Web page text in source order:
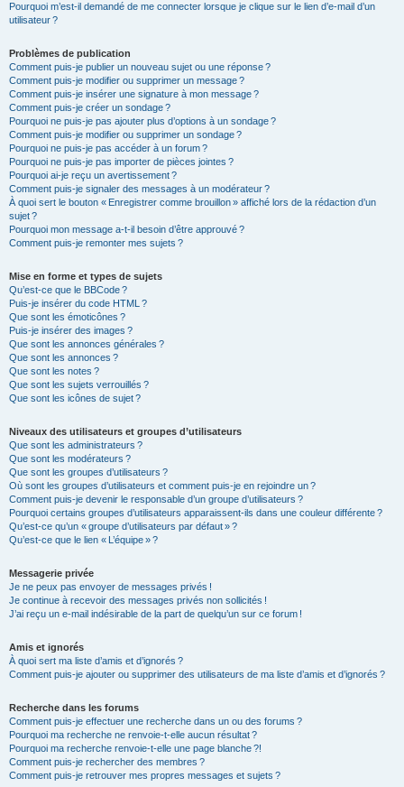
Pourquoi m’est-il demandé de me connecter lorsque je clique sur le lien d’e-mail d’un
utilisateur ?
Problèmes de publication
Comment puis-je publier un nouveau sujet ou une réponse ?
Comment puis-je modifier ou supprimer un message ?
Comment puis-je insérer une signature à mon message ?
Comment puis-je créer un sondage ?
Pourquoi ne puis-je pas ajouter plus d’options à un sondage ?
Comment puis-je modifier ou supprimer un sondage ?
Pourquoi ne puis-je pas accéder à un forum ?
Pourquoi ne puis-je pas importer de pièces jointes ?
Pourquoi ai-je reçu un avertissement ?
Comment puis-je signaler des messages à un modérateur ?
À quoi sert le bouton « Enregistrer comme brouillon » affiché lors de la rédaction d’un
sujet ?
Pourquoi mon message a-t-il besoin d’être approuvé ?
Comment puis-je remonter mes sujets ?
Mise en forme et types de sujets
Qu’est-ce que le BBCode ?
Puis-je insérer du code HTML ?
Que sont les émoticônes ?
Puis-je insérer des images ?
Que sont les annonces générales ?
Que sont les annonces ?
Que sont les notes ?
Que sont les sujets verrouillés ?
Que sont les icônes de sujet ?
Niveaux des utilisateurs et groupes d’utilisateurs
Que sont les administrateurs ?
Que sont les modérateurs ?
Que sont les groupes d’utilisateurs ?
Où sont les groupes d’utilisateurs et comment puis-je en rejoindre un ?
Comment puis-je devenir le responsable d’un groupe d’utilisateurs ?
Pourquoi certains groupes d’utilisateurs apparaissent-ils dans une couleur différente ?
Qu’est-ce qu’un « groupe d’utilisateurs par défaut » ?
Qu’est-ce que le lien « L’équipe » ?
Messagerie privée
Je ne peux pas envoyer de messages privés !
Je continue à recevoir des messages privés non sollicités !
J’ai reçu un e-mail indésirable de la part de quelqu’un sur ce forum !
Amis et ignorés
À quoi sert ma liste d’amis et d’ignorés ?
Comment puis-je ajouter ou supprimer des utilisateurs de ma liste d’amis et d’ignorés ?
Recherche dans les forums
Comment puis-je effectuer une recherche dans un ou des forums ?
Pourquoi ma recherche ne renvoie-t-elle aucun résultat ?
Pourquoi ma recherche renvoie-t-elle une page blanche ?!
Comment puis-je rechercher des membres ?
Comment puis-je retrouver mes propres messages et sujets ?